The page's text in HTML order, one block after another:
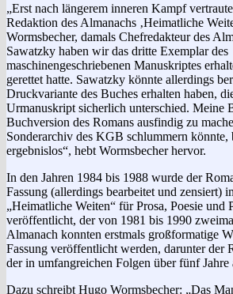
„Erst nach längerem inneren Kampf
Redaktion des Almanachs ‚Heimatliche
Wormsbecher, damals Chefredakteur des
Sawatzky haben wir das dritte Exemplar des
maschinengeschriebenen Manuskriptes
gerettet hatte. Sawatzky könnte allerdings
Druckvariante des Buches erhalten haben,
Urmanuskript sicherlich unterschied. Meine
Buchversion des Romans ausfindig zu
Sonderarchiv des KGB schlummern könnte,
ergebnislos“, hebt Wormsbecher hervor.
In den Jahren 1984 bis 1988 wurde der
Fassung (allerdings bearbeitet und zensiert)
„Heimatliche Weiten“ für Prosa, Poesie und
veröffentlicht, der von 1981 bis 1990
Almanach konnten erstmals großformatige
Fassung veröffentlicht werden, darunter der
der in umfangreichen Folgen über fünf
Dazu schreibt Hugo Wormsbecher: „Das